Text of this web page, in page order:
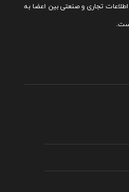
اطلاعات تجاری و صنعتی بين اعضا به